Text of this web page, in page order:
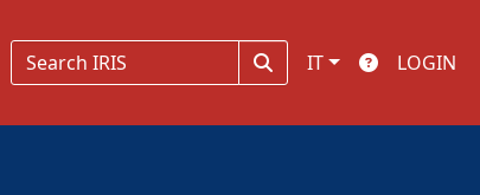
IT LOGIN